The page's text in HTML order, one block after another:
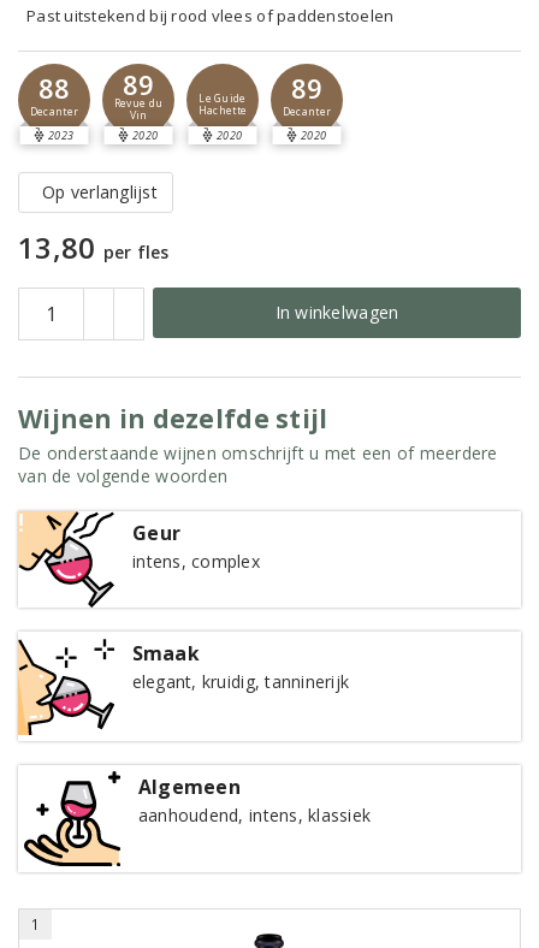
Past uitstekend bij rood vlees of paddenstoelen
88
Decanter
2023
89
Revue du
Vin
2020
Le Guide
Hachette
2020
89
Decanter
2020
Op verlanglijst
13,80 per fles
In winkelwagen
Wijnen in dezelfde stijl
De onderstaande wijnen omschrijft u met een of meerdere
van de volgende woorden
Geur
intens, complex
Smaak
elegant, kruidig, tanninerijk
Algemeen
aanhoudend, intens, klassiek
1